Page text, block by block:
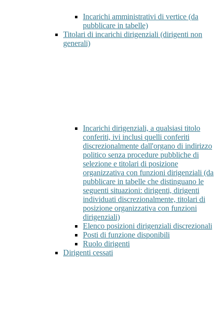
Incarichi amministrativi di vertice (da
pubblicare in tabelle)
Titolari di incarichi dirigenziali (dirigenti non
generali)
Incarichi dirigenziali, a qualsiasi titolo
conferiti, ivi inclusi quelli conferiti
discrezionalmente dall'organo di indirizzo
politico senza procedure pubbliche di
selezione e titolari di posizione
organizzativa con funzioni dirigenziali (da
pubblicare in tabelle che distinguano le
seguenti situazioni: dirigenti, dirigenti
individuati discrezionalmente, titolari di
posizione organizzativa con funzioni
dirigenziali)
Elenco posizioni dirigenziali discrezionali
Posti di funzione disponibili
Ruolo dirigenti
Dirigenti cessati